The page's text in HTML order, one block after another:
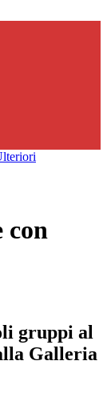
con
gruppi al
Galleria